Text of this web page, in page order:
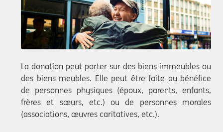
La donation peut porter sur des biens immeubles ou
des biens meubles. Elle peut être faite au bénéfice
de personnes physiques (époux, parents, enfants,
frères et sœurs, etc.) ou de personnes morales
(associations, œuvres caritatives, etc.).